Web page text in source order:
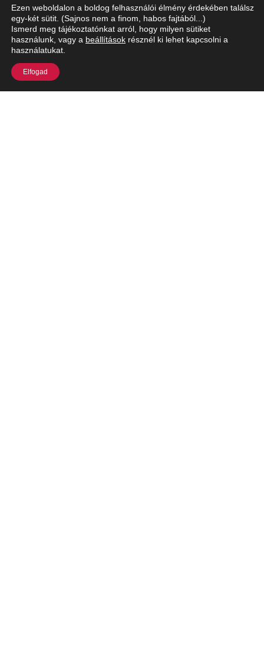
Ezen weboldalon a boldog felhasználói élmény érdekében találsz
egy-két sütit. (Sajnos nem a finom, habos fajtából...)
Ismerd meg tájékoztatónkat arról, hogy milyen sütiket
használunk, vagy a beállítások résznél ki lehet kapcsolni a
használatukat.
Elfogad